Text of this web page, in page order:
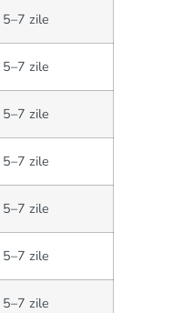
5–7 zile
5–7 zile
5–7 zile
5–7 zile
5–7 zile
5–7 zile
5–7 zile